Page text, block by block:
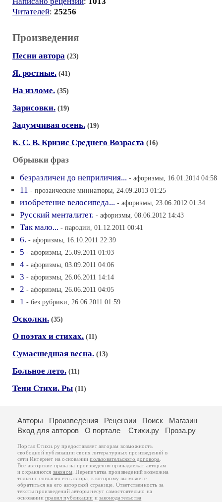
Читателей: 25256
Произведения
Песни автора (23)
Я. ростные. (41)
На изломе. (35)
Зарисовки. (19)
Задумчивая осень. (19)
К. С. В. Кризис Среднего Возраста (16)
Обрывки фраз
безразличен до неприличия... - афоризмы, 16.01.2014 04:58
11 - прозаические миниатюры, 24.09.2013 01:25
изобретение велосипеда... - афоризмы, 23.06.2012 01:34
Русский менталитет. - афоризмы, 08.06.2012 14:43
Так мало... - пародии, 01.12.2011 00:41
6. - афоризмы, 16.10.2011 22:39
5 - афоризмы, 25.09.2011 01:03
4 - афоризмы, 03.09.2011 04:06
3 - афоризмы, 26.06.2011 14:14
2 - афоризмы, 26.06.2011 04:05
1 - без рубрики, 26.06.2011 01:59
Осколки. (35)
О поэтах и стихах. (11)
Сумасшедшая весна. (13)
Больное лето. (11)
Тени Стихи. Ры (11)
Авторы Произведения Рецензии Поиск
Магазин
Вход для авторов
О портале Стихи.ру Проза.ру
Портал Стихи.ру предоставляет авторам возможность
свободной публикации своих литературных произведений в
сети Интернет на основаниипользовательского договора.
Все авторские права на произведения принадлежат авторам
и охраняются законом. Перепечатка произведений возможна
только с согласия его автора, к которому вы можете
обратиться на его авторской странице. Ответственность за
тексты произведений авторы несут самостоятельно на
основанииправил публикации изаконодательства